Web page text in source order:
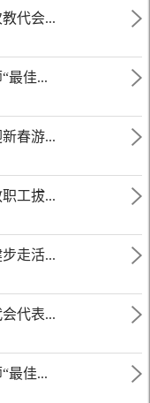
代会...
最佳...
春游...
工拔...
走活...
代表...
最佳...